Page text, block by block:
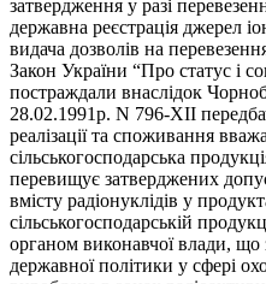
затвердження у разі
державна реєстрація джерел
видача дозволів на
Закон України “Про статус і
постраждали внаслідок
28.02.1991р. N 796-XII
реалізації та споживання
сільськогосподарська
перевищує затверджених
вмісту радіонуклідів у
сільськогосподарській
органом виконавчої влади, що
державної політики у сфері